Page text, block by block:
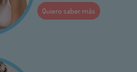
Quiero saber más